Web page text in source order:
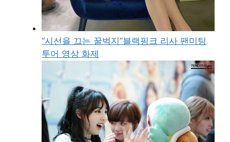
“시선을 끄는 꿀벅지”블랙핑크 리사 팬미팅
투어 영상 화제